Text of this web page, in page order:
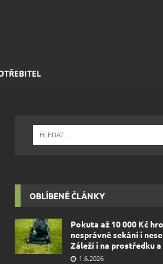
OBLÍBENÉ ČLÁNKY
Pokuta až 10 000 Kč
nesprávné sekání i
Záleží i na prostředku
1.6.2026